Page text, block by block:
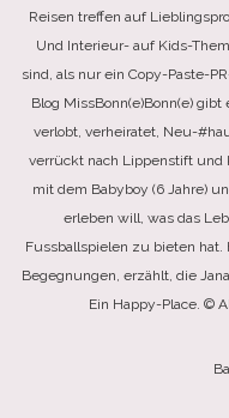
Reisen treffen auf
Und Interieur- auf Kids-
sind, als nur ein Copy-Paste-
Blog MissBonn(e)Bonn(e)
verlobt, verheiratet, Neu-
verrückt nach Lippenstift und
mit dem Babyboy (6 Jahre)
erleben will, was das
Fussballspielen zu bieten hat.
Begegnungen, erzählt, die
Ein Happy-Place. ©